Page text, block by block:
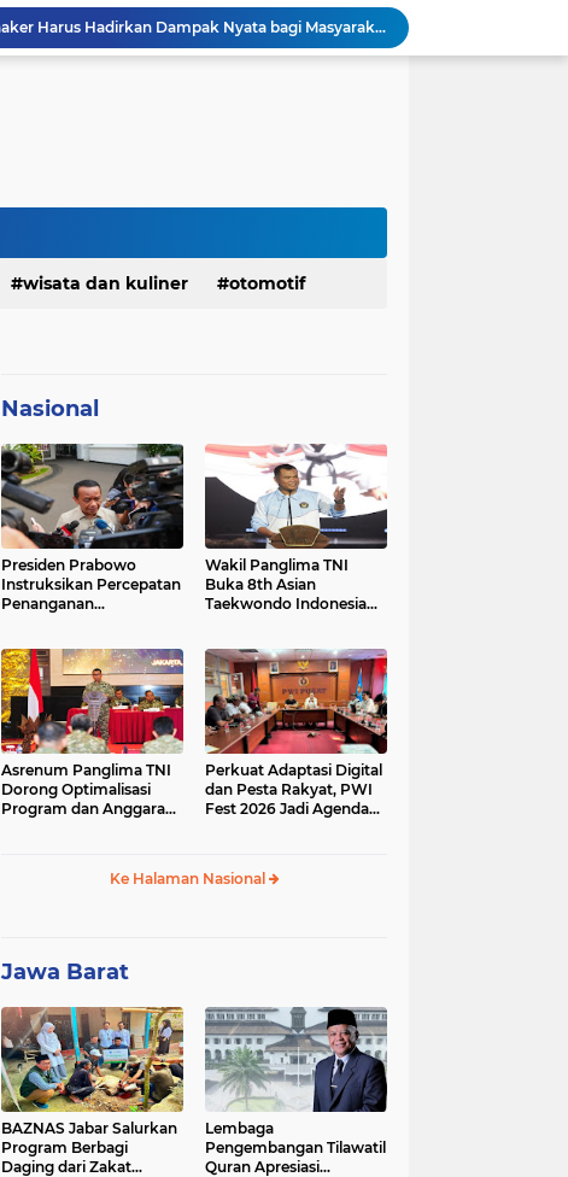
DPRD dan Gubernur Jawa Barat Menyepakati Rancangan KUA-PPAS APBD Tahun Anggaran 2027
Pemkot Siapkan 100 Armada Pengangkut Sampah Bila TPPAS Legok Nangka Beroperasi
KDM Fokus Rampungkan Pemenuhan Layanan Dasar dan Konektivitas Wilayah pada 2027
wisata dan kuliner otomotif
Nasional
Presiden Prabowo
Instruksikan Percepatan
Penanganan
BBM
Wakil Panglima TNI
Buka 8th Asian
Taekwondo Indonesia
Asrenum Panglima TNI
Dorong Optimalisasi
Program dan Anggaran
Perkuat Adaptasi Digital
dan Pesta Rakyat, PWI
Fest 2026 Jadi Agenda
Ke Halaman Nasional
Jawa Barat
BAZNAS Jabar Salurkan
Program Berbagi
Daging dari Zakat
Lembaga
Pengembangan Tilawatil
Quran Apresiasi